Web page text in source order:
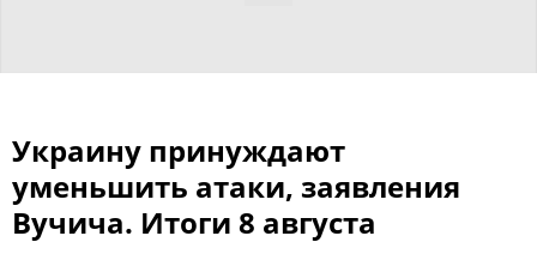
Украину принуждают
уменьшить атаки, заявления
Вучича. Итоги 8 августа